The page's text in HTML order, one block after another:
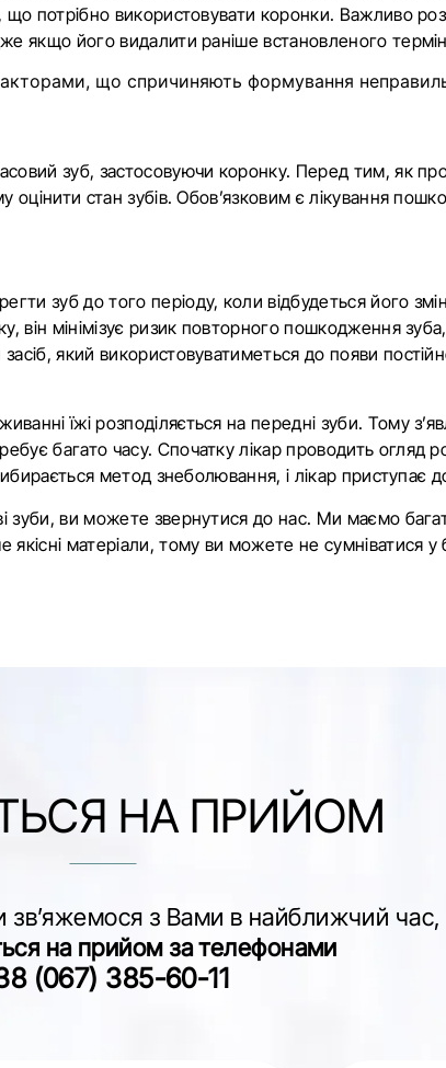
потрібно використовувати коронки. Важливо
якщо його видалити раніше встановленого
що спричиняють формування
зуб, застосовуючи коронку. Перед тим, як
стан зубів. Обов’язковим є лікування
зуб до того періоду, коли відбудеться його
він мінімізує ризик повторного пошкодження
який використовуватиметься до появи
їжі розподіляється на передні зуби. Тому
багато часу. Спочатку лікар проводить огляд
метод знеболювання, і лікар приступає
зуби, ви можете звернутися до нас. Ми маємо
матеріали, тому ви можете не сумніватися у
НА ПРИЙОМ
зв’яжемося з Вами в найближчий час,
на прийом за телефонами
(067) 385-60-11